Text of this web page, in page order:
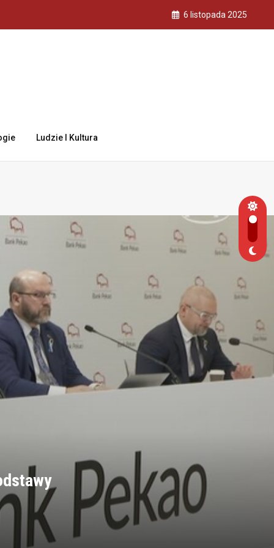
6 listopada 2025
Ludzie I Kultura